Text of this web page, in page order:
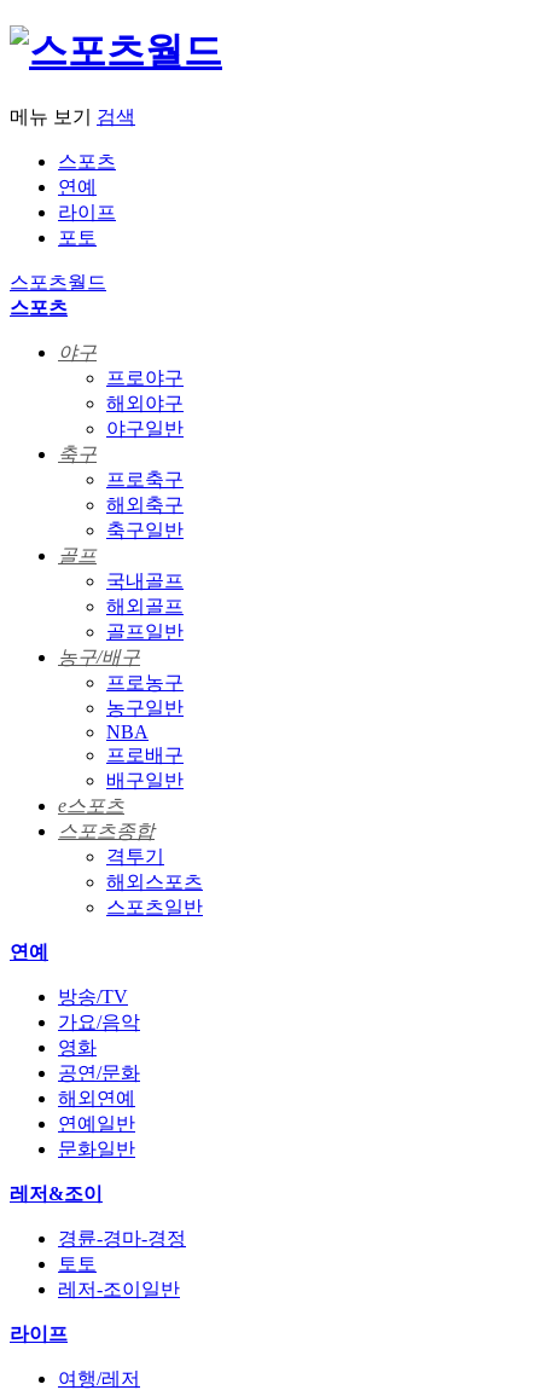
메뉴 보기 검색
스포츠
연예
라이프
포토
스포츠월드
스포츠
야구
프로야구
해외야구
야구일반
축구
프로축구
해외축구
축구일반
골프
국내골프
해외골프
골프일반
농구/배구
프로농구
농구일반
NBA
프로배구
배구일반
e스포츠
스포츠종합
격투기
해외스포츠
스포츠일반
연예
방송/TV
가요/음악
영화
공연/문화
해외연예
연예일반
문화일반
레저&조이
경륜-경마-경정
토토
레저-조이일반
라이프
여행/레저